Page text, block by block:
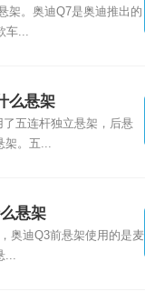
架。奥迪Q7是奥迪推出的
车...
么悬架
五连杆独立悬架，后悬
架。五...
悬架
奥迪Q3前悬架使用的是麦
...